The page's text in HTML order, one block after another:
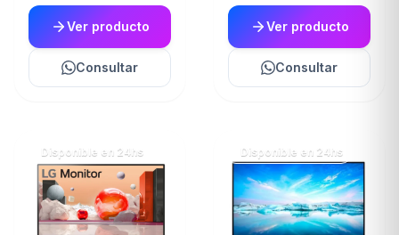
Ver producto
Consultar
Ver producto
Consultar
Disponible en 24hs Disponible en 24hs